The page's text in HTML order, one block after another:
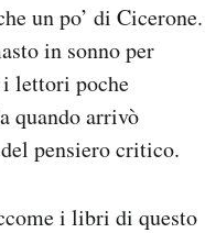
un po’ di Cicerone.
in sonno per
lettori poche
quando arrivò
pensiero critico.
i libri di questo